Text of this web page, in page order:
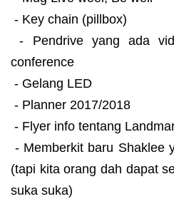
- Key chain (pillbox)
- Pendrive yang ada
conference
- Gelang LED
- Planner 2017/2018
- Flyer info tentang
- Memberkit baru Shaklee
(tapi kita orang dah dapat
suka suka)